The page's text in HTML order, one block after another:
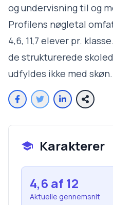
og undervisning til og
Profilens nøgletal
4,6, 11,7 elever pr.
de strukturerede
udfyldes ikke med skøn.
Karakterer
4,6 af 12
Aktuelle gennemsnit